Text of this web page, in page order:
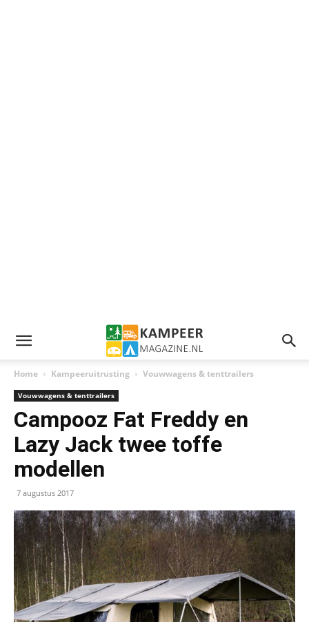
Home Kampeeruitrusting Vouwwagens & tenttrailers
Vouwwagens & tenttrailers
Campooz Fat Freddy en
Lazy Jack twee toffe
modellen
7 augustus 2017